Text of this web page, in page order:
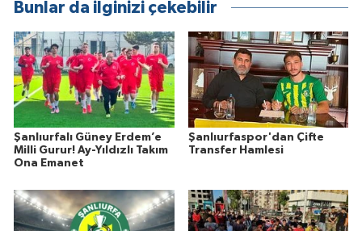
Bunlar da ilginizi çekebilir
Şanlıurfalı Güney Erdem’e
Milli Gurur! Ay-Yıldızlı Takım
Ona Emanet
Şanlıurfaspor'dan Çifte
Transfer Hamlesi